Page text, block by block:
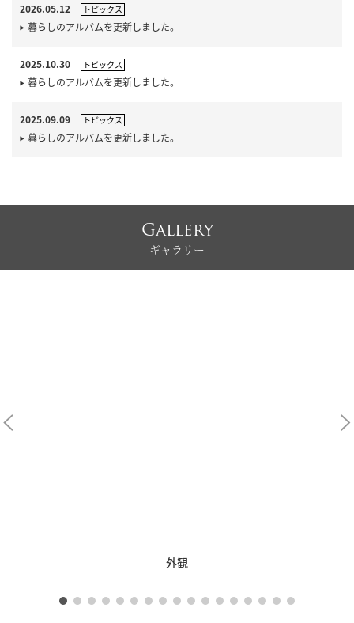
2026.05.12 トピックス
暮らしのアルバムを更新しました。
2025.10.30 トピックス
暮らしのアルバムを更新しました。
2025.09.09 トピックス
暮らしのアルバムを更新しました。
Gallery
ギャラリー
外観